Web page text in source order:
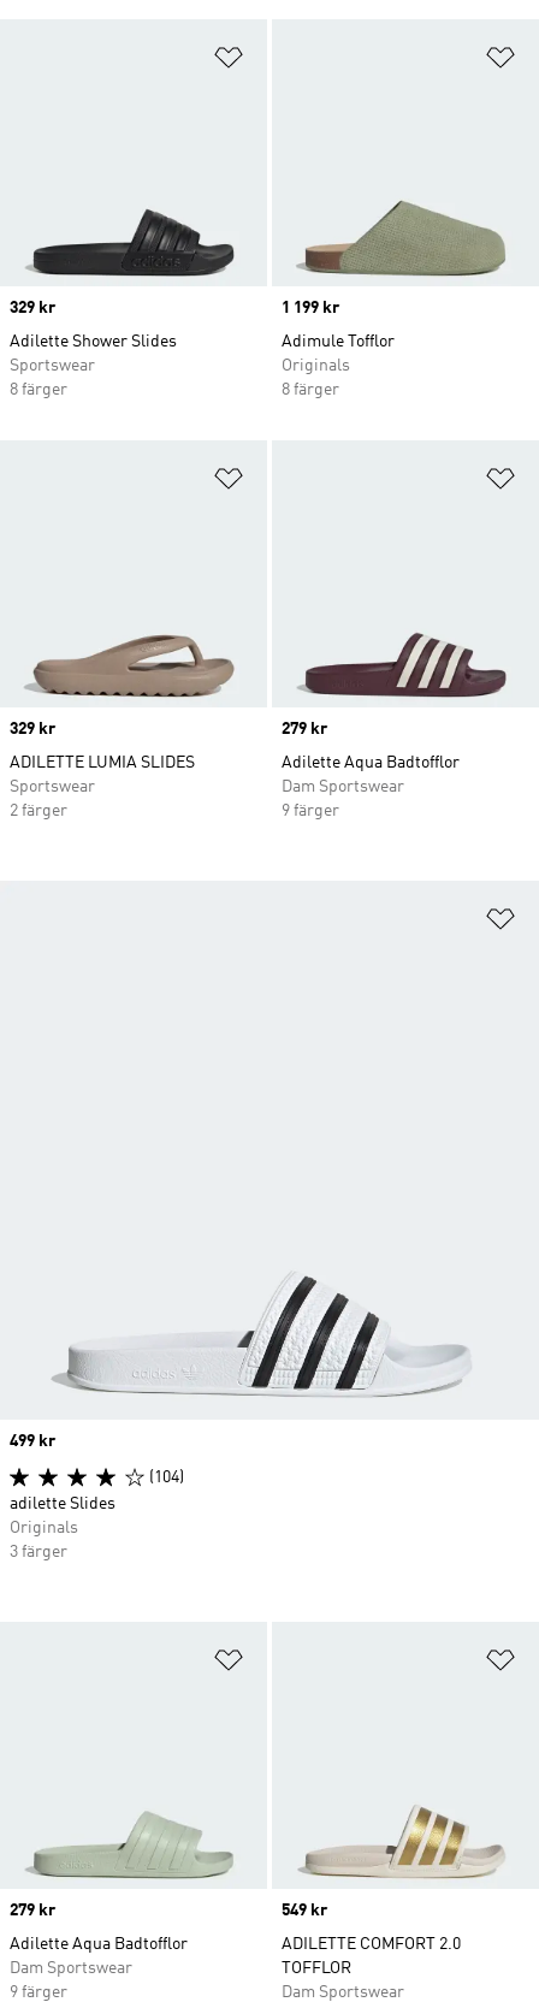
Price
329 kr
Adilette Shower Slides
Sportswear
8 färger
Price
1 199 kr
Adimule Tofflor
Originals
8 färger
Price
329 kr
ADILETTE LUMIA SLIDES
Sportswear
2 färger
Price
279 kr
Adilette Aqua Badtofflor
Dam Sportswear
9 färger
Price
279 kr
Adilette Aqua Badtofflor
Dam Sportswear
9 färger
Price
549 kr
ADILETTE COMFORT 2.0
TOFFLOR
Dam Sportswear
Price
499 kr
(104)
adilette Slides
Originals
3 färger